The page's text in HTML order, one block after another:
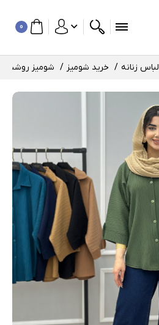
0
لباس زنانه خرید شومیز شومیز روشنک کد :